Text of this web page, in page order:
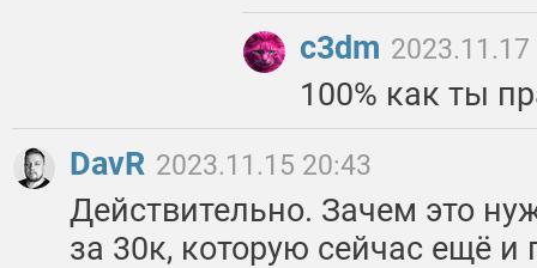
c3dm
100% как ты
DavR 2023.11.15 20:43
Действительно. Зачем это
за 30к, которую сейчас ещё и